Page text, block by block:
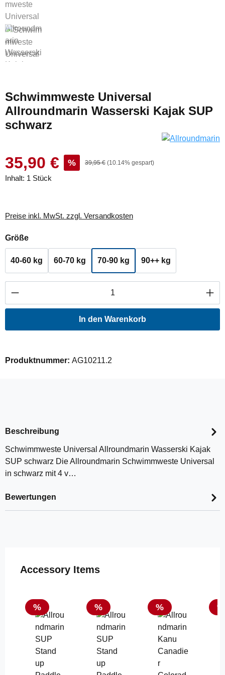
Schwimmweste Universal
Allroundmarin Wasserski Kajak SUP
schwarz
35,90 € % 39,95 € (10.14% gespart)
Inhalt: 1 Stück
Preise inkl. MwSt. zzgl. Versandkosten
Größeauswählen
40-60 kg 60-70 kg 70-90 kg 90++ kg
Produkt Anzahl: Gib den gewünschten
In den Warenkorb
Produktnummer: AG10211.2
Beschreibung
Schwimmweste Universal Allroundmarin Wasserski Kajak
SUP schwarz Die Allroundmarin Schwimmweste Universal
in schwarz mit 4 v…
Bewertungen
Produktgalerie überspringen
Accessory Items
Rabatt
% Rabatt
% Rabatt
% %